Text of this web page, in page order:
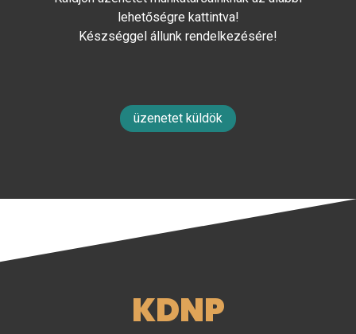
lehetőségre kattintva!
Készséggel állunk rendelkezésére!
üzenetet küldök
KDNP